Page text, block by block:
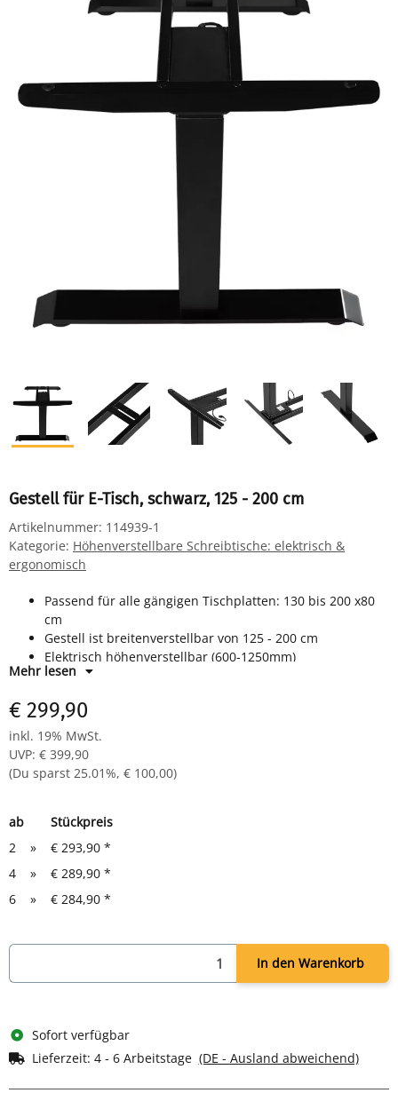
Gestell für E-Tisch, schwarz, 125 - 200 cm
Artikelnummer: 114939-1
Kategorie: Höhenverstellbare Schreibtische: elektrisch &
ergonomisch
Passend für alle gängigen Tischplatten: 130 bis 200 x80
cm
Gestell ist breitenverstellbar von 125 - 200 cm
Elektrisch höhenverstellbar (600-1250mm)
Super stabiles Stahlgestell, tiefschwarze
Leistungsstarke 2 Motoren & Memory-Funktion inklusive
Die flexible & elegante Basis für deinen schwarzen
Traumschreibtisch
Mehr lesen
€ 299,90
inkl. 19% MwSt.
UVP: € 399,90
(Du sparst 25.01%, € 100,00)
ab
Stückpreis
2
» € 293,90 *
4
» € 289,90 *
6
» € 284,90 *
In den Warenkorb
Sofort verfügbar
Lieferzeit: 4 - 6 Arbeitstage (DE - Ausland abweichend)